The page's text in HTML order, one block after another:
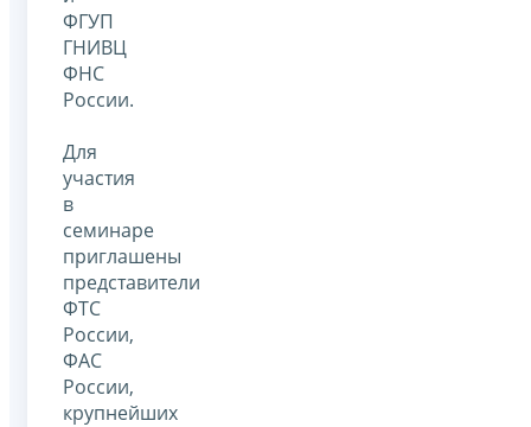
ФГУП
ГНИВЦ
ФНС
России.
Для
участия
в
семинаре
приглашены
представители
ФТС
России,
ФАС
России,
крупнейших